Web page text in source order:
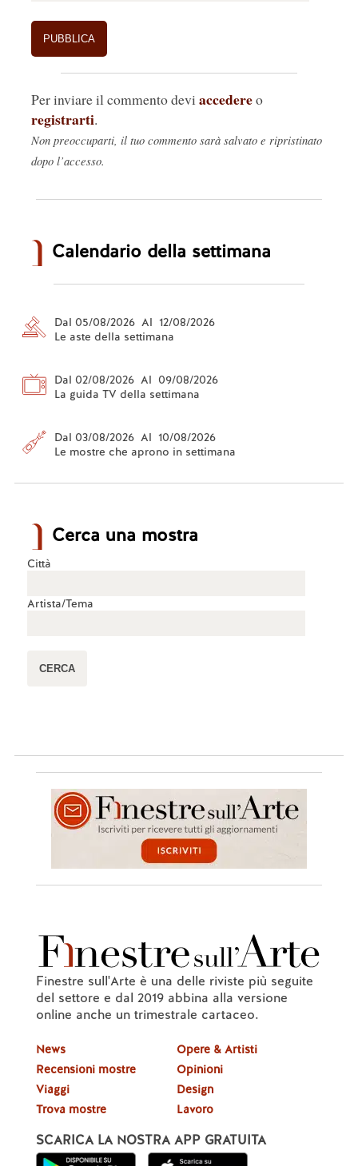
Per inviare il commento devi accedereo
registrarti.
Non preoccuparti, il tuo commento sarà salvato e ripristinato
dopo l’accesso.
Calendario della settimana
Dal 05/08/2026 Al 12/08/2026
Le aste della settimana
Dal 02/08/2026 Al 09/08/2026
La guida TV della settimana
Dal 03/08/2026 Al 10/08/2026
Le mostre che aprono in settimana
Cerca una mostra
Città
Artista/Tema
Finestre sull'Arte è una delle riviste più seguite
del settore e dal 2019 abbina alla versione
online anche un trimestrale cartaceo.
News
Recensioni mostre
Viaggi
Trova mostre
Opere & Artisti
Opinioni
Design
Lavoro
SCARICA LA NOSTRA APP GRATUITA